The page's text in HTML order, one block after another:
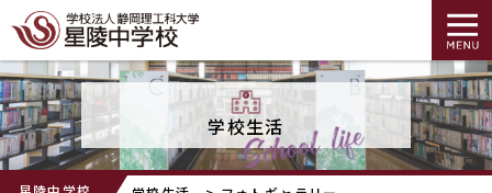
学校生活